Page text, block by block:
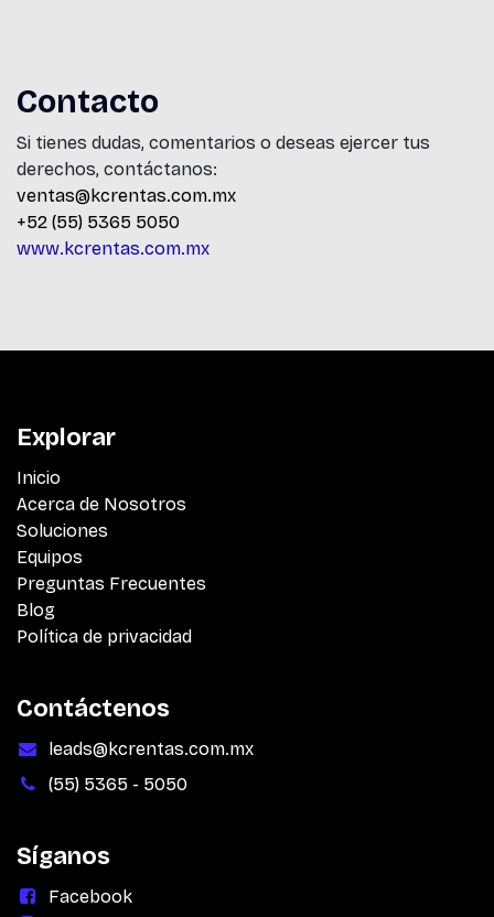
Contacto
Si tienes dudas, comentarios o deseas ejercer tus
derechos, contáctanos:
ventas@kcrentas.com.mx
+52 (55) 5365 5050
www.kcrentas.com.mx
Explorar
Inicio
Acerca de Nosotros
Soluciones
Equipos
Preguntas Frecuentes
Blog
Política de privacidad
Contáctenos
leads@kcrentas.com.mx
(55) 5365 - 5050
Síganos
Facebook